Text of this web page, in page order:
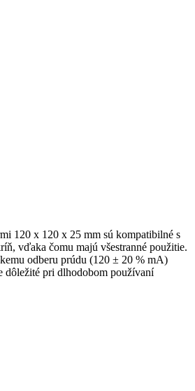
120 x 120 x 25 mm sú kompatibilné s
vďaka čomu majú všestranné použitie.
odberu prúdu (120 ± 20 % mA)
dôležité pri dlhodobom používaní